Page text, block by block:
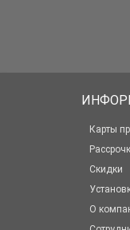
Карты
Скидки
О